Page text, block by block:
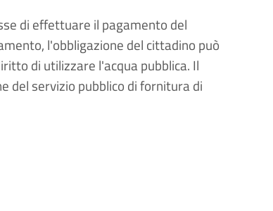
di effettuare il pagamento del
l'obbligazione del cittadino può
di utilizzare l'acqua pubblica. Il
del servizio pubblico di fornitura di